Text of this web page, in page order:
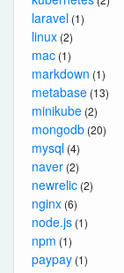
laravel (1)
linux (2)
mac (1)
markdown (1)
metabase (13)
minikube (2)
mongodb (20)
mysql (4)
naver (2)
newrelic (2)
nginx (6)
node.js (1)
npm (1)
paypay (1)